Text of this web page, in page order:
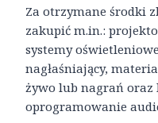
Za otrzymane środki
zakupić m.in.:
systemy
nagłaśniający,
żywo lub nagrań oraz
oprogramowanie